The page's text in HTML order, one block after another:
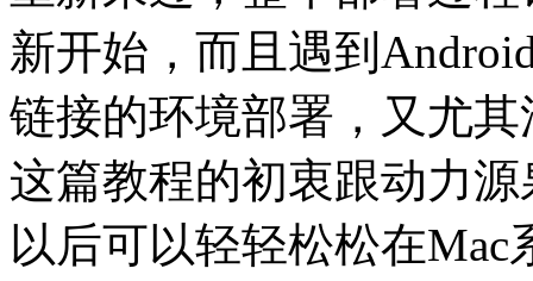
新开始，而且遇到
链接的环境部署，又尤
这篇教程的初衷跟动力
以后可以轻轻松松在